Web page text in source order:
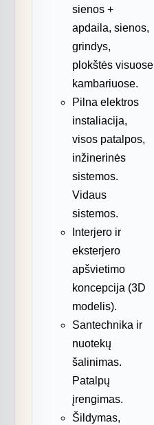
sienos +
apdaila, sienos,
grindys,
plokštės visuose
kambariuose.
Pilna elektros
instaliacija,
visos patalpos,
inžinerinės
sistemos.
Vidaus
sistemos.
Interjero ir
eksterjero
apšvietimo
koncepcija (3D
modelis).
Santechnika ir
nuotekų
šalinimas.
Patalpų
įrengimas.
Šildymas,